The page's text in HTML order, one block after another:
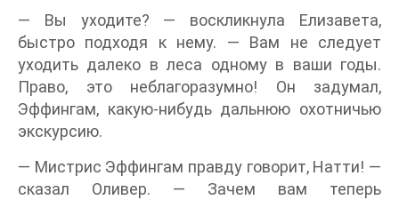
— Вы уходите? — воскликнула Елизавета,
быстро подходя к нему. — Вам не следует
уходить далеко в леса одному в ваши годы.
Право, это неблагоразумно! Он задумал,
Эффингам, какую-нибудь дальнюю охотничью
экскурсию.
— Мистрис Эффингам правду говорит, Натти! —
сказал Оливер. — Зачем вам теперь